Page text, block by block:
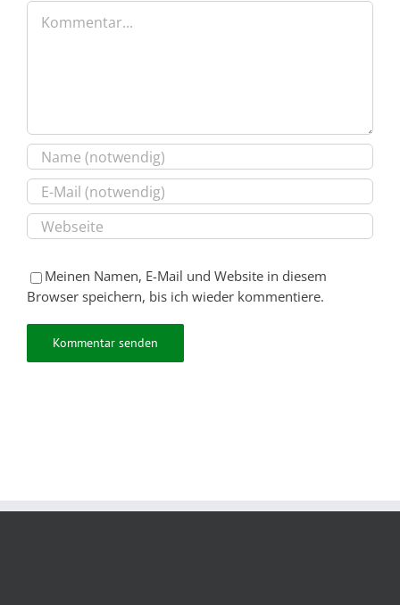
Kommentar
Meinen Namen, E-Mail und Website in diesem
Browser speichern, bis ich wieder kommentiere.